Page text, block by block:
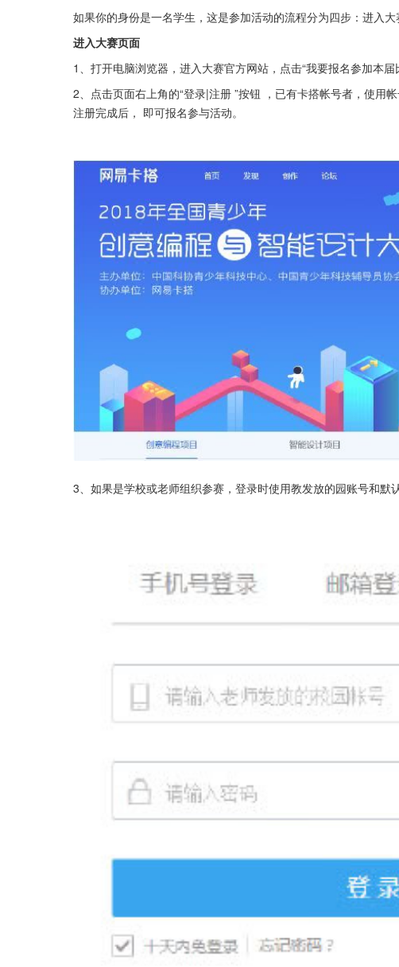
如果你的身份是一名学生，这是参加活动的流程分为四步：进入
进入大赛页面
1、打开电脑浏览器，进入大赛官方网站，点击“我要报名参加本届
2、点击页面右上角的“登录|注册 ”按钮 ，已有卡搭帐号者，使用
注册完成后， 即可报名参与活动。
3、如果是学校或老师组织参赛，登录时使用教发放的园账号和默